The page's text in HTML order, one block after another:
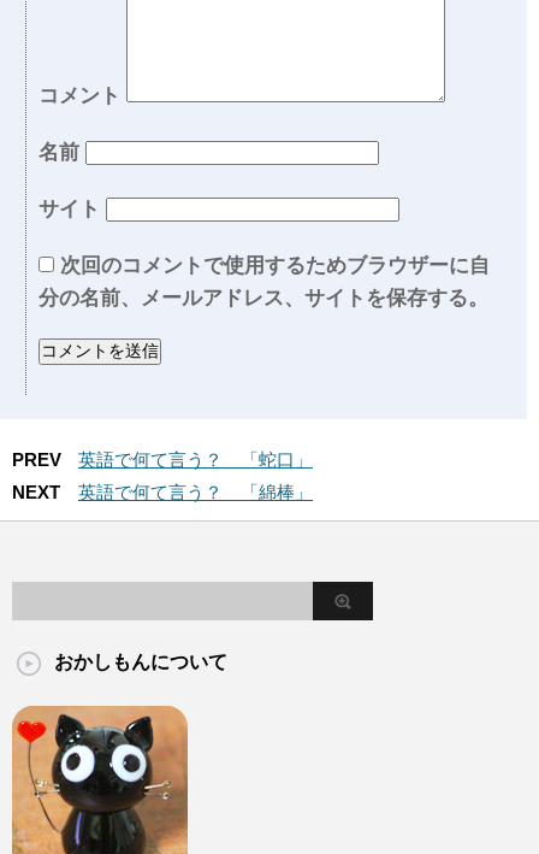
コメント
名前
サイト
次回のコメントで使用するためブラウザーに自
分の名前、メールアドレス、サイトを保存する。
PREV
英語で何て言う？ 「蛇口」
NEXT
英語で何て言う？ 「綿棒」
おかしもんについて